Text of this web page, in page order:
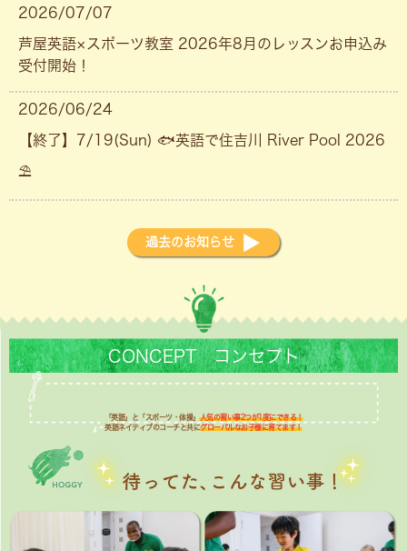
2026/07/07
芦屋英語×スポーツ教室 2026年8月のレッスンお申込み
受付開始！
2026/06/24
【終了】7/19(Sun) 🐟英語で住吉川 River Pool 2026
⛱
過去のお知らせ
CONCEPT コンセプト
「英語」と「スポーツ・体操」人気の習い事2つが1度にできる！
英語ネイティブのコーチと共にグローバルなお子様に育てます！